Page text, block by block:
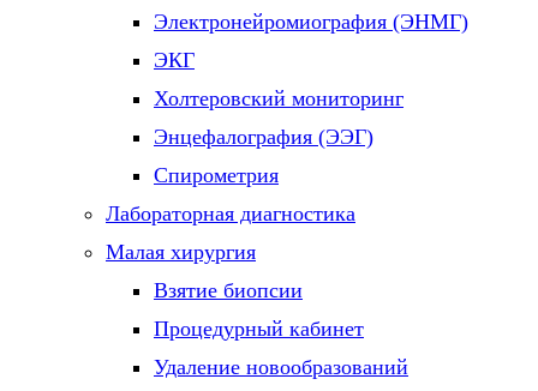
Электронейромиография (ЭНМГ)
ЭКГ
Холтеровский мониторинг
Энцефалография (ЭЭГ)
Спирометрия
Лабораторная диагностика
Малая хирургия
Взятие биопсии
Процедурный кабинет
Удаление новообразований